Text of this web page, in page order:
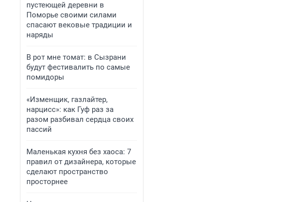
пустеющей деревни в
Поморье своими силами
спасают вековые традиции и
наряды
В рот мне томат: в Сызрани
будут фестивалить по самые
помидоры
«Изменщик, газлайтер,
нарцисс»: как Гуф раз за
разом разбивал сердца своих
пассий
Маленькая кухня без хаоса: 7
правил от дизайнера, которые
сделают пространство
просторнее